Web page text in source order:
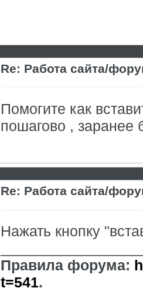
Re: Работа сайта/
Помогите как
пошагово , заранее
Re: Работа сайта/
Нажать кнопку
Правила форума:
t=541.